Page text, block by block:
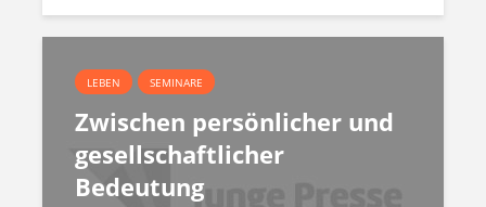
LEBEN SEMINARE
Zwischen persönlicher und
gesellschaftlicher
Bedeutung